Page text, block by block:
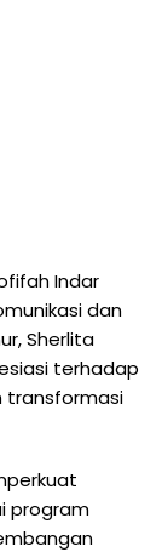
Indar
dan
Sherlita
terhadap
transformasi
program